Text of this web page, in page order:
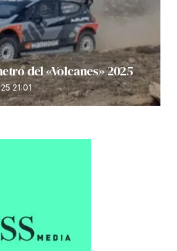
del «Volcanes» 2025
21:01